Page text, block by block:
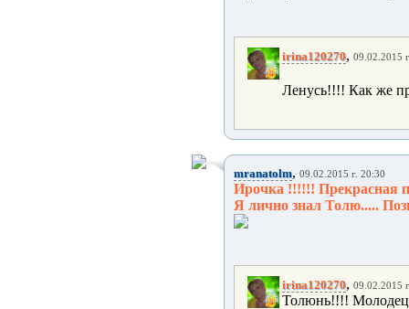
irina120270, 09.02.2015
Ленусь!!!! Как же
mranatolm, 09.02.2015 г. 20:30
Ирочка !!!!!! Прекрасная
Я лично знал Толю.....
irina120270, 09.02.2015
Толюнь!!!! Молодец